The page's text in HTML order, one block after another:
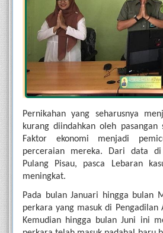
Pernikahan yang seharusnya
kurang diindahkan oleh
Faktor ekonomi menjadi
perceraian mereka. Dari data di
Pulang Pisau, pasca Lebaran
meningkat.
Pada bulan Januari hingga bulan
perkara yang masuk di Pengadilan
Kemudian hingga bulan Juni ini